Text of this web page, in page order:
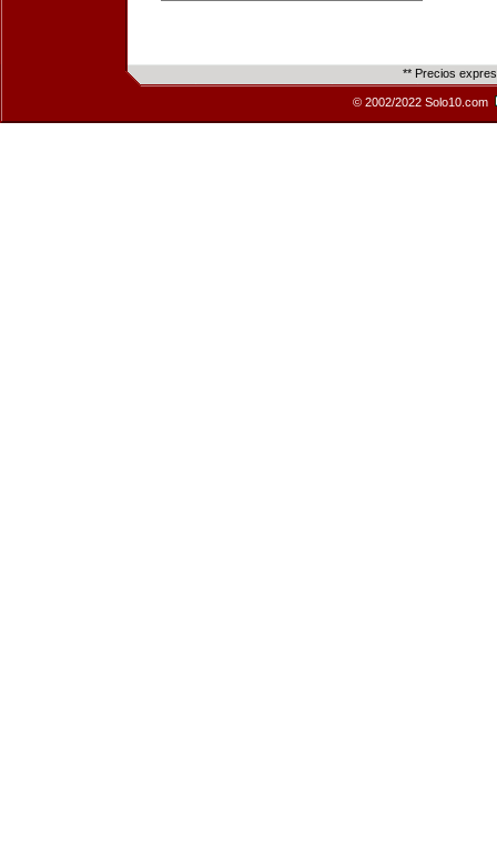
** Precios
© 2002/2022 Solo10.com